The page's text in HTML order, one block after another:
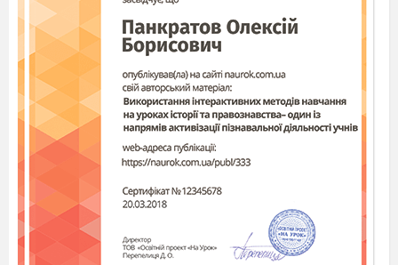
Форматувати кнопку: виділити кнопку
ЛКМ
Засоби рисування/ Формат:
група Стилі фігурвибрати в галереї
стилів Оливковий, Акцент 2;
група РозмірВисота фігури - ввести
2 смШирина - ввести 2 см;